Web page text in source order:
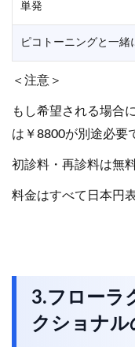
単発
ピコトーニングと一緒
＜注意＞
もし希望される場合
は￥8800が別途必要
初診料・再診料は無
料金はすべて日本円
3.フローラ
クショナル